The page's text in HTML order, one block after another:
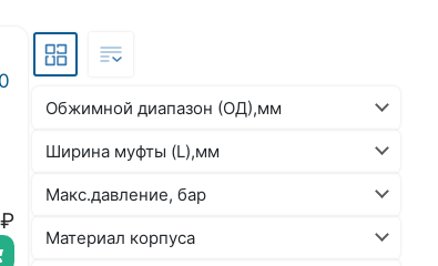
₽
Обжимной диапазон (ОД),мм
Ширина муфты (L),мм
Макс.давление, бар
Материал корпуса